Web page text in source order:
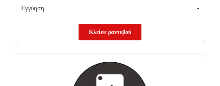
Εγγύηση -
Κλείσε ραντεβού